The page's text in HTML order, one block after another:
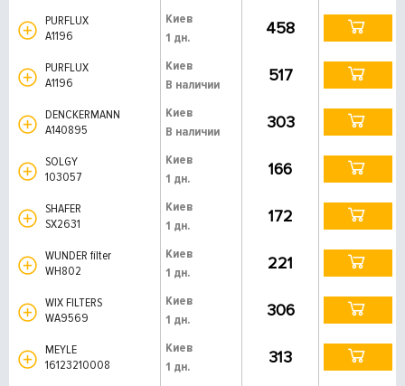
PURFLUX
A1196
Киев
1 дн.
458
PURFLUX
A1196
Киев
В наличии
517
DENCKERMANN
A140895
Киев
В наличии
303
SOLGY
103057
Киев
1 дн.
166
SHAFER
SX2631
Киев
1 дн.
172
WUNDER filter
WH802
Киев
1 дн.
221
WIX FILTERS
WA9569
Киев
1 дн.
306
MEYLE
16123210008
Киев
1 дн.
313